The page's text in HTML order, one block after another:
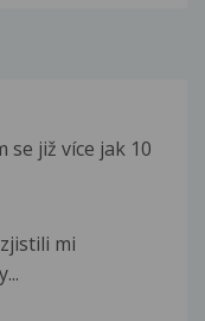
se již více jak 10
mi